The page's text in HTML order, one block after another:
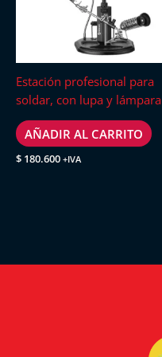
Estación profesional para
soldar, con lupa y lámpara
AÑADIR AL CARRITO
$ 180.600 +IVA